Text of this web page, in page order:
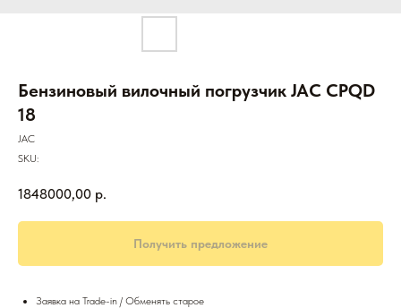
Бензиновый вилочный погрузчик JAC CPQD
18
JAC
SKU:
1848000,00 р.
Получить предложение
Заявка на Trade-in / Обменять старое